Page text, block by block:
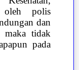
oleh polis
dan
maka tidak
pada